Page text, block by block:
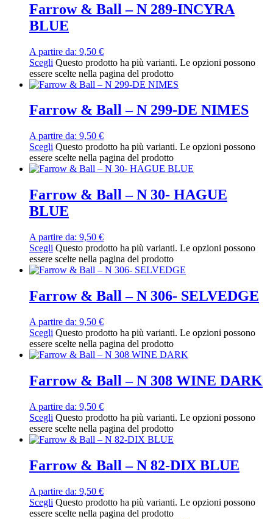
Farrow & Ball – N 289-INCYRA
BLUE
A partire da: 9,50 €
Scegli Questo prodotto ha più varianti. Le opzioni possono
essere scelte nella pagina del prodotto
Farrow & Ball – N 299-DE NIMES
A partire da: 9,50 €
Scegli Questo prodotto ha più varianti. Le opzioni possono
essere scelte nella pagina del prodotto
Farrow & Ball – N 30- HAGUE
BLUE
A partire da: 9,50 €
Scegli Questo prodotto ha più varianti. Le opzioni possono
essere scelte nella pagina del prodotto
Farrow & Ball – N 306- SELVEDGE
A partire da: 9,50 €
Scegli Questo prodotto ha più varianti. Le opzioni possono
essere scelte nella pagina del prodotto
Farrow & Ball – N 308 WINE DARK
A partire da: 9,50 €
Scegli Questo prodotto ha più varianti. Le opzioni possono
essere scelte nella pagina del prodotto
Farrow & Ball – N 82-DIX BLUE
A partire da: 9,50 €
Scegli Questo prodotto ha più varianti. Le opzioni possono
essere scelte nella pagina del prodotto